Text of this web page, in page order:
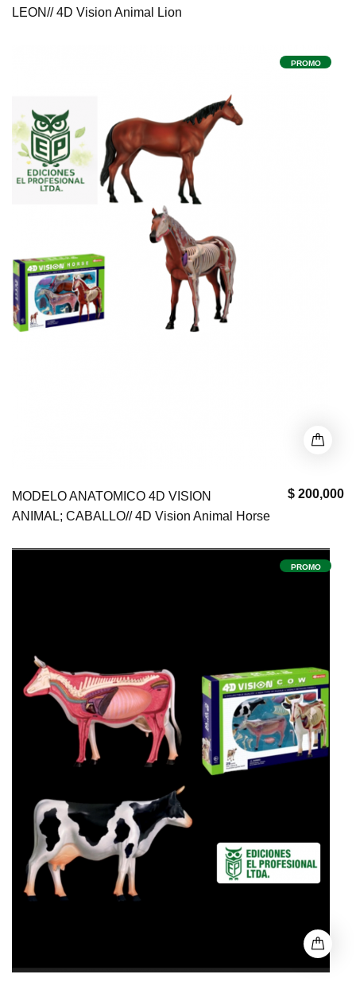
LEON// 4D Vision Animal Lion
PROMO
$ 200,000
MODELO ANATOMICO 4D VISION
ANIMAL; CABALLO// 4D Vision Animal Horse
PROMO